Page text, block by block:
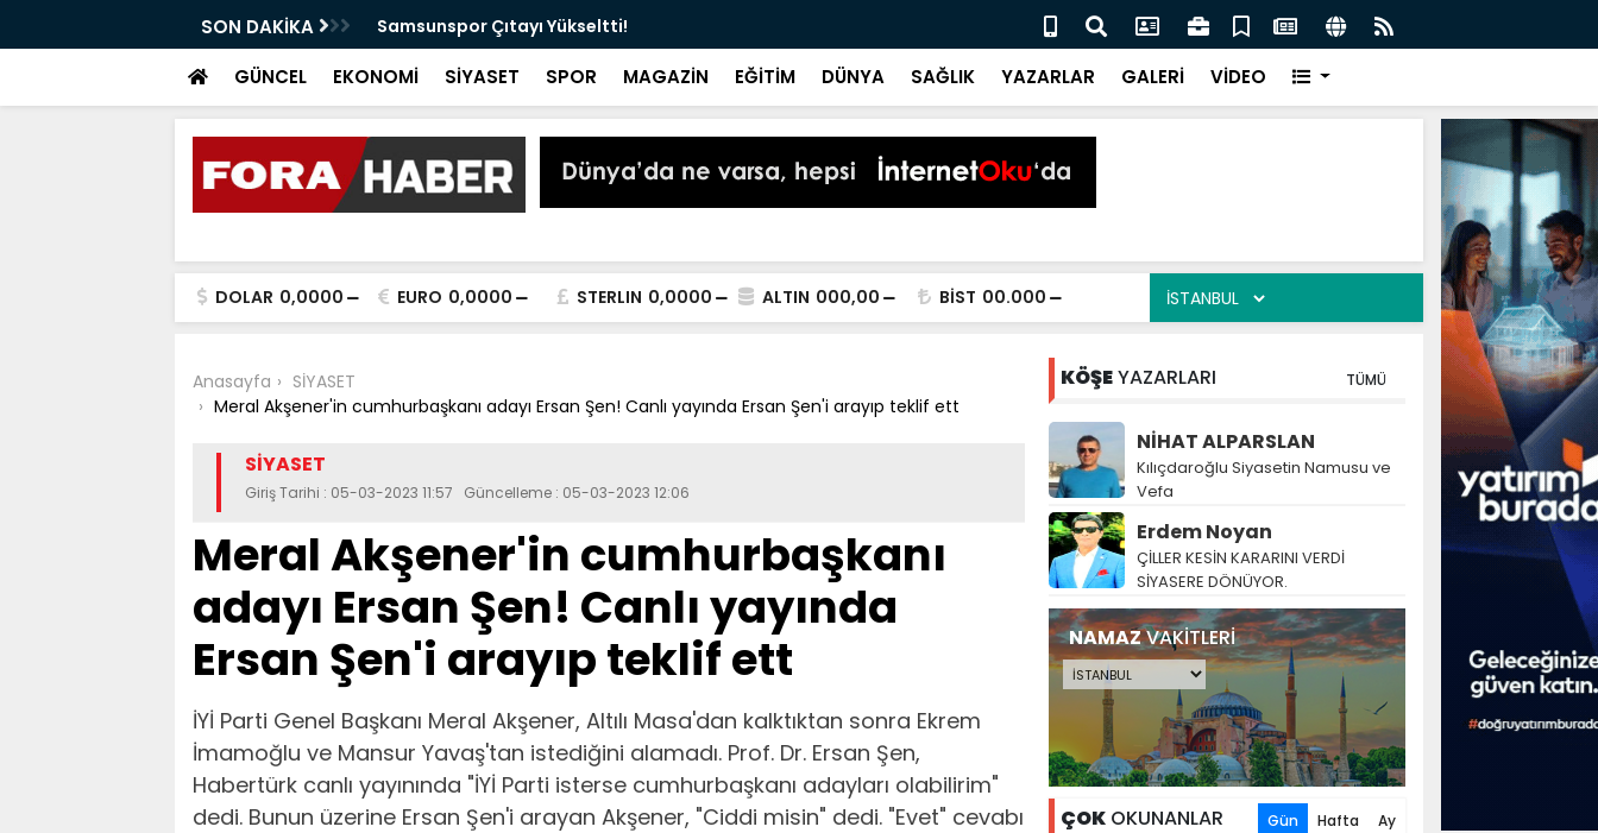
SON DAKİKA
Bir Tekkeköy İçin Çalışıyoruz" Samsunspor Çıtayı Yükseltti! Başkan Kurnaz: İlkadım’da Gönüllere Dokunuyoruz
GÜNCEL EKONOMİ SİYASET SPOR MAGAZİN EĞİTİM DÜNYA SAĞLIK YAZARLAR GALERİ VİDEO
DOLAR 0,0000 EURO 0,0000 STERLIN 0,0000 ALTIN 000,00 BİST 00.000
Anasayfa
SİYASET
Meral Akşener'in cumhurbaşkanı adayı Ersan Şen! Canlı yayında Ersan Şen'i arayıp teklif ett
SİYASET
Giriş Tarihi : 05-03-2023 11:57 Güncelleme : 05-03-2023 12:06
Meral Akşener'in cumhurbaşkanı
adayı Ersan Şen! Canlı yayında
Ersan Şen'i arayıp teklif ett
İYİ Parti Genel Başkanı Meral Akşener, Altılı Masa'dan kalktıktan sonra Ekrem
İmamoğlu ve Mansur Yavaş'tan istediğini alamadı. Prof. Dr. Ersan Şen,
Habertürk canlı yayınında "İYİ Parti isterse cumhurbaşkanı adayları olabilirim"
dedi. Bunun üzerine Ersan Şen'i arayan Akşener, "Ciddi misin" dedi. "Evet" cevabı
KÖŞEYAZARLARI TÜMÜ
NİHAT ALPARSLAN
Kılıçdaroğlu Siyasetin Namusu ve
Vefa
Erdem Noyan
ÇİLLER KESİN KARARINI VERDİ
SİYASERE DÖNÜYOR.
NAMAZVAKİTLERİ
ÇOK OKUNANLAR Gün Hafta Ay